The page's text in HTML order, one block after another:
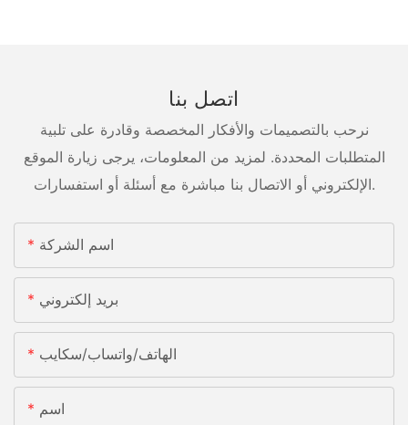
اتصل بنا
نرحب بالتصميمات والأفكار المخصصة وقادرة على تلبية
المتطلبات المحددة. لمزيد من المعلومات، يرجى زيارة الموقع
الإلكتروني أو الاتصال بنا مباشرة مع أسئلة أو استفسارات.
اسم الشركة
بريد إلكتروني
الهاتف/واتساب/سكايب
اسم